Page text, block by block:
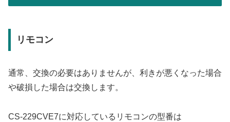
リモコン
通常、交換の必要はありませんが、利きが悪くなった場合
や破損した場合は交換します。
CS-229CVE7に対応しているリモコンの型番は